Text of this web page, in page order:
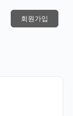
회원가입